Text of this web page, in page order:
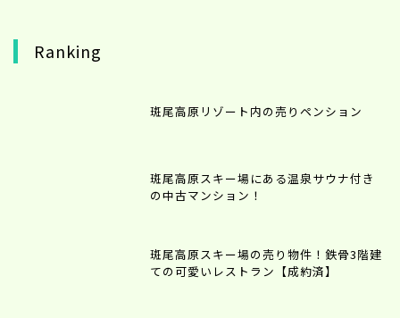
Ranking
斑尾高原リゾート内の売りペンション
斑尾高原スキー場にある温泉サウナ付き
の中古マンション！
斑尾高原スキー場の売り物件！鉄骨3階建
ての可愛いレストラン【成約済】